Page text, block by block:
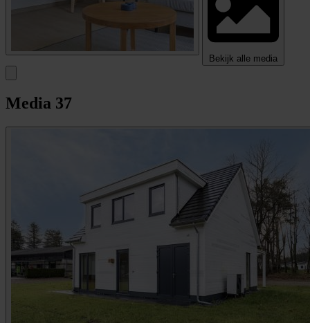
Bekijk alle media
Media 37